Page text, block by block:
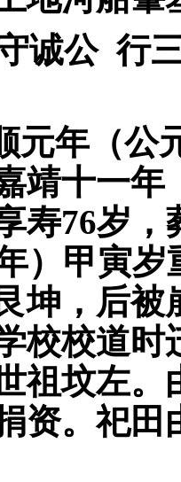
诚公 行
元年（公
靖十一年
寿76岁，
）甲寅岁
坤，后被
校校道时
祖坟左。
资。祀田